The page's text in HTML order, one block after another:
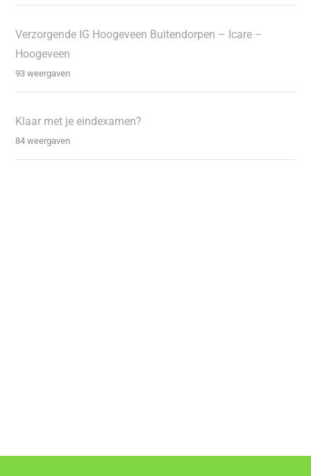
Verzorgende IG Hoogeveen Buitendorpen – Icare –
Hoogeveen
93 weergaven
Klaar met je eindexamen?
84 weergaven